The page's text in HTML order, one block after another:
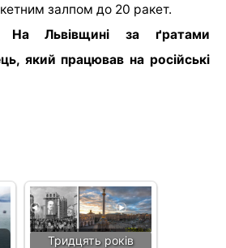
залпом до 20 ракет.
На Львівщині за ґратами
який працював на російські
Тридцять років